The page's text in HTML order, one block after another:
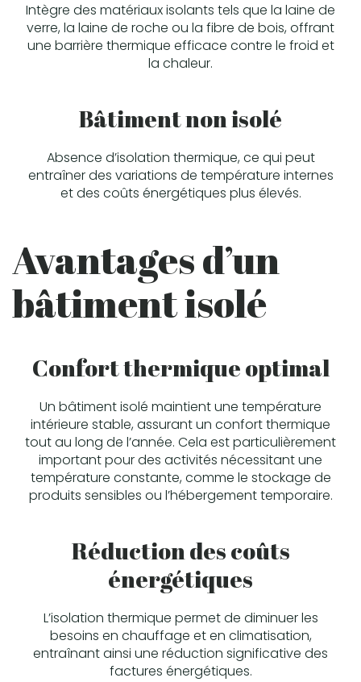
Intègre des matériaux isolants tels que la laine de
verre, la laine de roche ou la fibre de bois, offrant
une barrière thermique efficace contre le froid et
la chaleur.
Bâtiment non isolé
Absence d’isolation thermique, ce qui peut
entraîner des variations de température internes
et des coûts énergétiques plus élevés.
Avantages d’un
bâtiment isolé
Confort thermique optimal
Un bâtiment isolé maintient une température
intérieure stable, assurant un confort thermique
tout au long de l’année. Cela est particulièrement
important pour des activités nécessitant une
température constante, comme le stockage de
produits sensibles ou l’hébergement temporaire.
Réduction des coûts
énergétiques
L’isolation thermique permet de diminuer les
besoins en chauffage et en climatisation,
entraînant ainsi une réduction significative des
factures énergétiques.